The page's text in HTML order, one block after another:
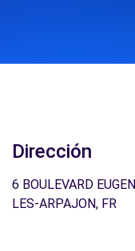
Dirección
6 BOULEVARD
LES-ARPAJON, FR